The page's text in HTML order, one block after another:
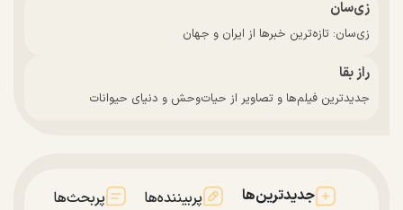
زی‌سان
زی‌سان: تازه‌ترین خبرها از ایران و جهان
راز بقا
جدیدترین فیلم‌ها و تصاویر از حیات‌وحش و دنیای حیوانات
جدیدترین‌ها پربیننده‌ها پربحث‌ها